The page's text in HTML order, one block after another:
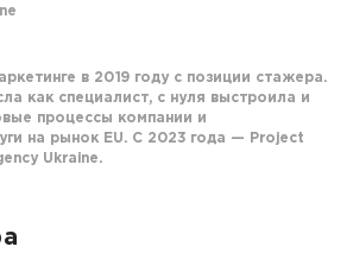
в 2019 году с позиции стажера.
как специалист, с нуля выстроила и
процессы компании и
на рынок EU. С 2023 года — Project
Ukraine.